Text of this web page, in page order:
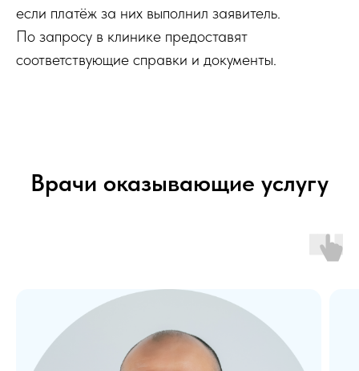
если платёж за них выполнил заявитель.
По запросу в клинике предоставят
соответствующие справки и документы.
Врачи оказывающие услугу